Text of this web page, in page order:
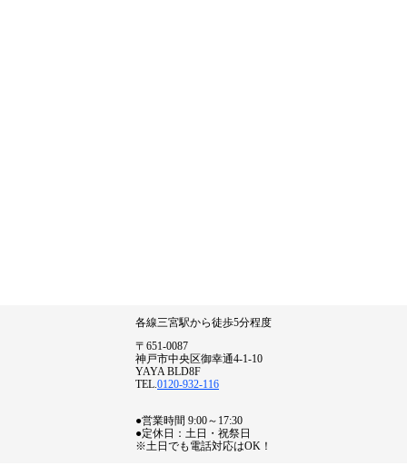
各線三宮駅から徒歩5分程度
〒651-0087
神戸市中央区御幸通4-1-10
YAYA BLD8F
TEL.0120-932-116
●営業時間 9:00～17:30
●定休日：土日・祝祭日
※土日でも電話対応はOK！